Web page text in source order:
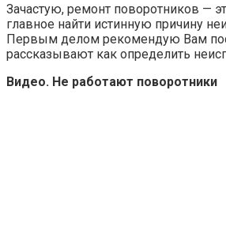
Зачастую, ремонт поворотников —
главное найти истинную причину
Первым делом рекомендую Вам
рассказывают как определить
Видео. Не работают поворотники